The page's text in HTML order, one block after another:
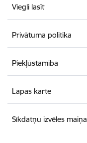
Viegli lasīt
Privātuma politika
Piekļūstamība
Lapas karte
Sīkdatņu izvēles maiņa